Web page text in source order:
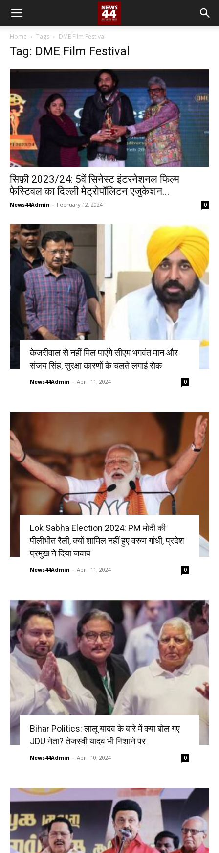
Home Tags DME Film Festival
Tag: DME Film Festival
सिफ़ी 2023/24: 5वें सिनेस्ट इंटरनेशनल फिल्म
फेस्टिवल का दिल्ली मेट्रोपॉलिटन एजुकेशन...
News44Admin - February 12, 2024 0
केजरीवाल से नहीं मिल पाएंगे सीएम भगवंत मान और
संजय सिंह, सुरक्षा कारणों के चलते लगाई रोक
News44Admin - April 11, 2024 0
Lok Sabha Election 2024: PM मोदी की
पीलीभीत रैली, क्यों शामिल नहीं हुए वरुण गांधी, प्रदेश
प्रमुख ने दिया जवाब
News44Admin - April 11, 2024 0
Bihar Politics: लालू यादव के बारे में क्या बोल गए
JDU नेता? तेजस्वी यादव भी निशाने पर
News44Admin - April 10, 2024 0